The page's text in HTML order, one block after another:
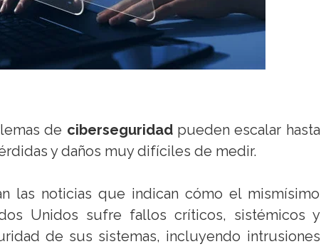
de ciberseguridadpueden escalar hasta
y daños muy difíciles de medir.
las noticias que indican cómo el mismísimo
Unidos sufre fallos críticos, sistémicos y
de sus sistemas, incluyendo intrusiones